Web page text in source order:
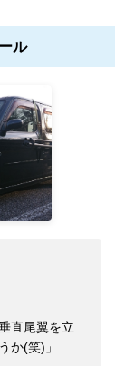
ル
直尾翼を立
か(笑)」